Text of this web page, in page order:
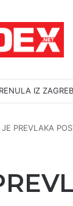
IZ
JE PREVLAKA